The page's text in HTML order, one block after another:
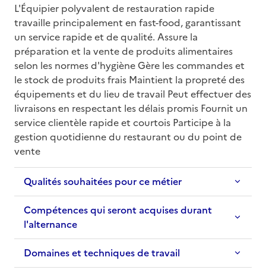
L'Équipier polyvalent de restauration rapide
travaille principalement en fast-food, garantissant
un service rapide et de qualité. Assure la
préparation et la vente de produits alimentaires
selon les normes d'hygiène Gère les commandes et
le stock de produits frais Maintient la propreté des
équipements et du lieu de travail Peut effectuer des
livraisons en respectant les délais promis Fournit un
service clientèle rapide et courtois Participe à la
gestion quotidienne du restaurant ou du point de
vente
Qualités souhaitées pour ce métier
Compétences qui seront acquises durant
l'alternance
Domaines et techniques de travail